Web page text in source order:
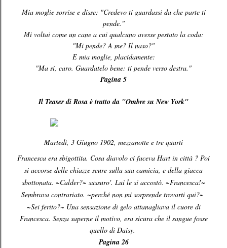
Mia moglie sorrise e disse: "Credevo ti guardassi da che parte ti
pende."
Mi voltai come un cane a cui qualcuno avesse pestato la coda:
"Mi pende? A me? Il naso?"
E mia moglie, placidamente:
"Ma si, caro. Guardatelo bene: ti pende verso destra."
Pagina 5
Il Teaser di Rosa è tratto da "Ombre su New York"
Martedì, 3 Giugno 1902, mezzanotte e tre quarti
Francesca era sbigottita. Cosa diavolo ci faceva Hart in città ? Poi
si accorse delle chiazze scure sulla sua camicia, e della giacca
sbottonata. ~Calder?~ sussuro'. Lui le si accostò. ~Francesca!~
Sembrava contrariato. ~perché non mi sorprende trovarti qui?~
~Sei ferito?~ Una sensazione di gelo attanagliava il cuore di
Francesca. Senza saperne il motivo, era sicura che il sangue fosse
quello di Daisy.
Pagina 26